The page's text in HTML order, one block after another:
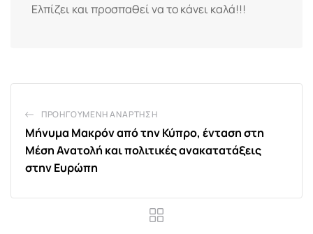
Ελπίζει και προσπαθεί να το κάνει καλά!!!
ΠΡΟΗΓΟΎΜΕΝΗ ΑΝΆΡΤΗΣΗ
Μήνυμα Μακρόν από την Κύπρο, ένταση στη
Μέση Ανατολή και πολιτικές ανακατατάξεις
στην Ευρώπη